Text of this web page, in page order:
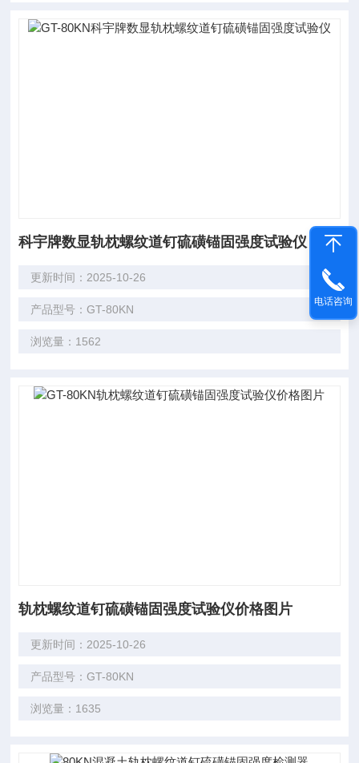
科宇牌数显轨枕螺纹道钉硫磺锚固强度试验仪
更新时间：2025-10-26
产品型号：GT-80KN
浏览量：1562
轨枕螺纹道钉硫磺锚固强度试验仪价格图片
更新时间：2025-10-26
产品型号：GT-80KN
浏览量：1635
电话咨询